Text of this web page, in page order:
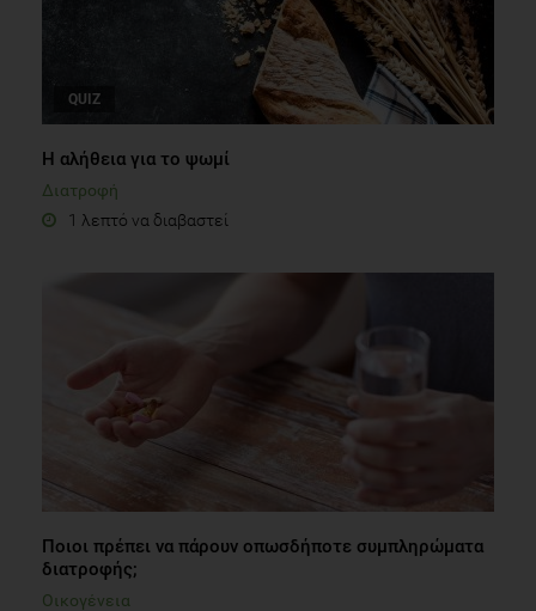
QUIZ
Η αλήθεια για το ψωμί
Διατροφή
1 λεπτό να διαβαστεί
Ποιοι πρέπει να πάρουν οπωσδήποτε συμπληρώματα
διατροφής;
Οικογένεια